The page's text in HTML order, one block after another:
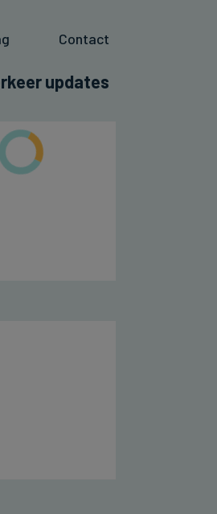
Contact
updates